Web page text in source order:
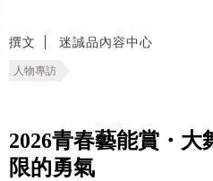
撰文 迷誠品內容中心
人物專訪
2026青春藝能賞・
限的勇氣